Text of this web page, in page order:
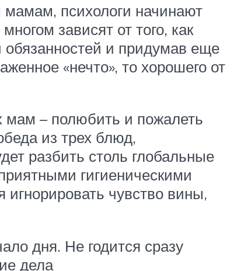
мамам, психологи начинают
зависят от того, как
и придумав еще
«нечто», то хорошего от
мам – полюбить и пожалеть
из трех блюд,
разбить столь глобальные
гигиеническими
чувство вины,
дня. Не годится сразу
дела